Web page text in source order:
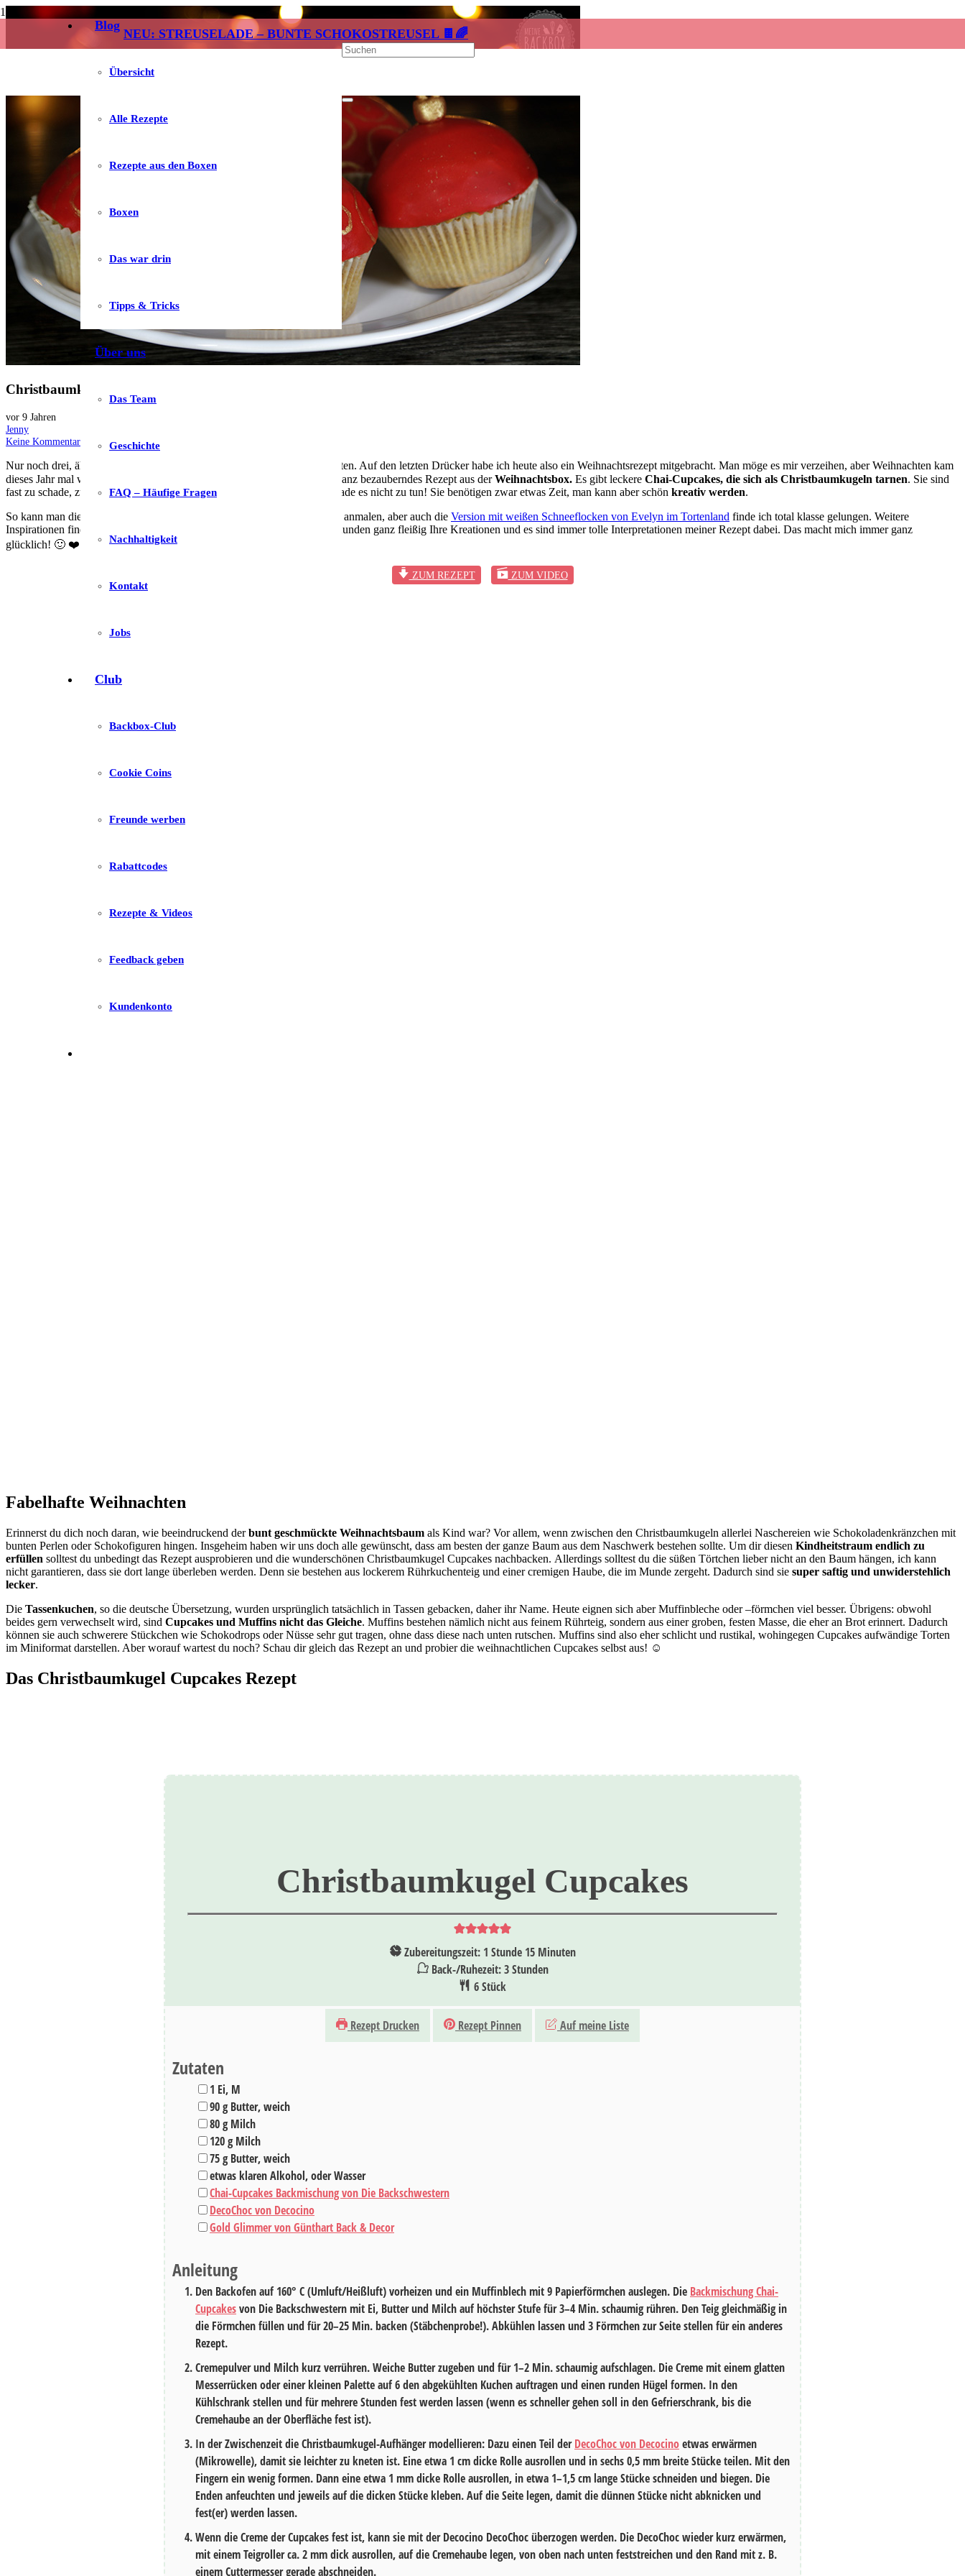
NEU: STREUSELADE – BUNTE SCHOKOSTREUSEL 🍫🌈
Blog
Übersicht
Alle Rezepte
Rezepte aus den Boxen
Boxen
Das war drin
Tipps & Tricks
Über uns
Das Team
Geschichte
FAQ – Häufige Fragen
Nachhaltigkeit
Kontakt
Jobs
Club
Backbox-Club
Cookie Coins
Freunde werben
Rabattcodes
Rezepte & Videos
Feedback geben
Kundenkonto
Christbaumkugel Cupcakes
vor 9 Jahren
Jenny
Keine Kommentare
Nur noch drei, äh zwei… oh, kein Mal schlafen, dann ist schon Weihnachten. Auf den letzten Drücker habe ich heute also ein Weihnachtsrezept mitgebracht. Man möge es mir verzeihen, aber Weihnachten kam
dieses Jahr mal wieder so plötzlich! 😉 Dafür habe ich für dich heute ein ganz bezauberndes Rezept aus derWeihnachtsbox. Es gibt leckere Chai-Cupcakes, die sich als Christbaumkugeln tarnen. Sie sind
fast zu schade, zum Anschneiden – bei dem Geschmack aber auch zu Schade es nicht zu tun! Sie benötigen zwar etwas Zeit, man kann aber schön kreativ werden.
So kann man die Kugeln z. B. so wie ich es gemacht habe, mit Goldpuder anmalen, aber auch die Version mit weißen Schneeflocken von Evelyn im Tortenland finde ich total klasse gelungen. Weitere
Inspirationen findest du übrigens auch auf
, dort posten unsere Kunden ganz fleißig Ihre Kreationen und es sind immer tolle Interpretationen meiner Rezept dabei. Das macht mich immer ganz
glücklich! 🙂 ❤️
ZUM REZEPT ZUM VIDEO
Fabelhafte Weihnachten
Erinnerst du dich noch daran, wie beeindruckend derbunt geschmückte Weihnachtsbaum als Kind war? Vor allem, wenn zwischen den Christbaumkugeln allerlei Naschereien wie Schokoladenkränzchen mit
bunten Perlen oder Schokofiguren hingen. Insgeheim haben wir uns doch alle gewünscht, dass am besten der ganze Baum aus dem Naschwerk bestehen sollte. Um dir diesen Kindheitstraum endlich zu
erfüllen solltest du unbedingt das Rezept ausprobieren und die wunderschönen Christbaumkugel Cupcakes nachbacken. Allerdings solltest du die süßen Törtchen lieber nicht an den Baum hängen, ich kann
nicht garantieren, dass sie dort lange überleben werden. Denn sie bestehen aus lockerem Rührkuchenteig und einer cremigen Haube, die im Munde zergeht. Dadurch sind sie super saftig und unwiderstehlich
lecker.
Die Tassenkuchen, so die deutsche Übersetzung, wurden ursprünglich tatsächlich in Tassen gebacken, daher ihr Name. Heute eignen sich aber Muffinbleche oder –förmchen viel besser. Übrigens: obwohl
beides gern verwechselt wird, sind Cupcakes und Muffins nicht das Gleiche. Muffins bestehen nämlich nicht aus feinem Rührteig, sondern aus einer groben, festen Masse, die eher an Brot erinnert. Dadurch
können sie auch schwerere Stückchen wie Schokodrops oder Nüsse sehr gut tragen, ohne dass diese nach unten rutschen. Muffins sind also eher schlicht und rustikal, wohingegen Cupcakes aufwändige Torten
im Miniformat darstellen. Aber worauf wartest du noch? Schau dir gleich das Rezept an und probier die weihnachtlichen Cupcakes selbst aus! ☺️
Das Christbaumkugel Cupcakes Rezept
Christbaumkugel Cupcakes
Zubereitungszeit: 1Stunde
Stunde 15Minuten
Minuten
Back-/Ruhezeit:3Stunden
Stunden
6 Stück
Rezept Drucken Rezept Pinnen Auf meine Liste
Zutaten
▢
1 Ei, M
▢
90g Butter,weich
▢
80g Milch
▢
120g Milch
▢
75g Butter,weich
▢
etwas klaren Alkohol,oder Wasser
▢
Chai-Cupcakes Backmischung von Die Backschwestern
▢
DecoChoc von Decocino
▢
Gold Glimmer von Günthart Back & Decor
Anleitung
Den Backofen auf 160° C (Umluft/Heißluft) vorheizen und ein Muffinblech mit9 Papierförmchen auslegen. Die Backmischung Chai-
Cupcakesvon Die Backschwestern mit Ei, Butter und Milch auf höchster Stufe für3–4 Min.schaumig rühren. Den Teig gleichmäßig in
die Förmchen füllen und für20–25 Min. backen (Stäbchenprobe!). Abkühlen lassen und 3 Förmchen zur Seite stellen für ein anderes
Rezept.
Cremepulver und Milch kurz verrühren. Weiche Butter zugeben und für1–2 Min.schaumig aufschlagen. Die Creme mit einem glatten
Messerrücken oder einer kleinen Palette auf6den abgekühlten Kuchen auftragen und einen runden Hügel formen. In den
Kühlschrank stellen und für mehrere Stunden fest werden lassen (wenn es schneller gehen soll in den Gefrierschrank, bis die
Cremehaube an der Oberfläche fest ist).
In der Zwischenzeit die Christbaumkugel-Aufhänger modellieren: Dazu einen Teil derDecoChoc von Decocinoetwas erwärmen
(Mikrowelle), damit sie leichter zu kneten ist. Eine etwa 1 cm dicke Rolle ausrollen und in sechs 0,5 mm breite Stücke teilen. Mit den
Fingern ein wenig formen. Dann eine etwa 1 mm dicke Rolle ausrollen, in etwa 1–1,5 cm lange Stücke schneiden und biegen. Die
Enden anfeuchten und jeweils auf die dicken Stücke kleben. Auf die Seite legen, damit die dünnen Stücke nicht abknicken und
fest(er) werden lassen.
Wenn die Creme der Cupcakes fest ist, kann sie mit der Decocino DecoChoc überzogen werden. Die DecoChoc wieder kurz erwärmen,
mit einem Teigroller ca. 2 mm dick ausrollen, auf die Cremehaube legen, von oben nach unten feststreichen und den Rand mit z. B.
einem Cuttermesser gerade abschneiden.